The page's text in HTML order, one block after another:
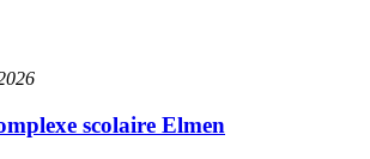
scolaire Elmen